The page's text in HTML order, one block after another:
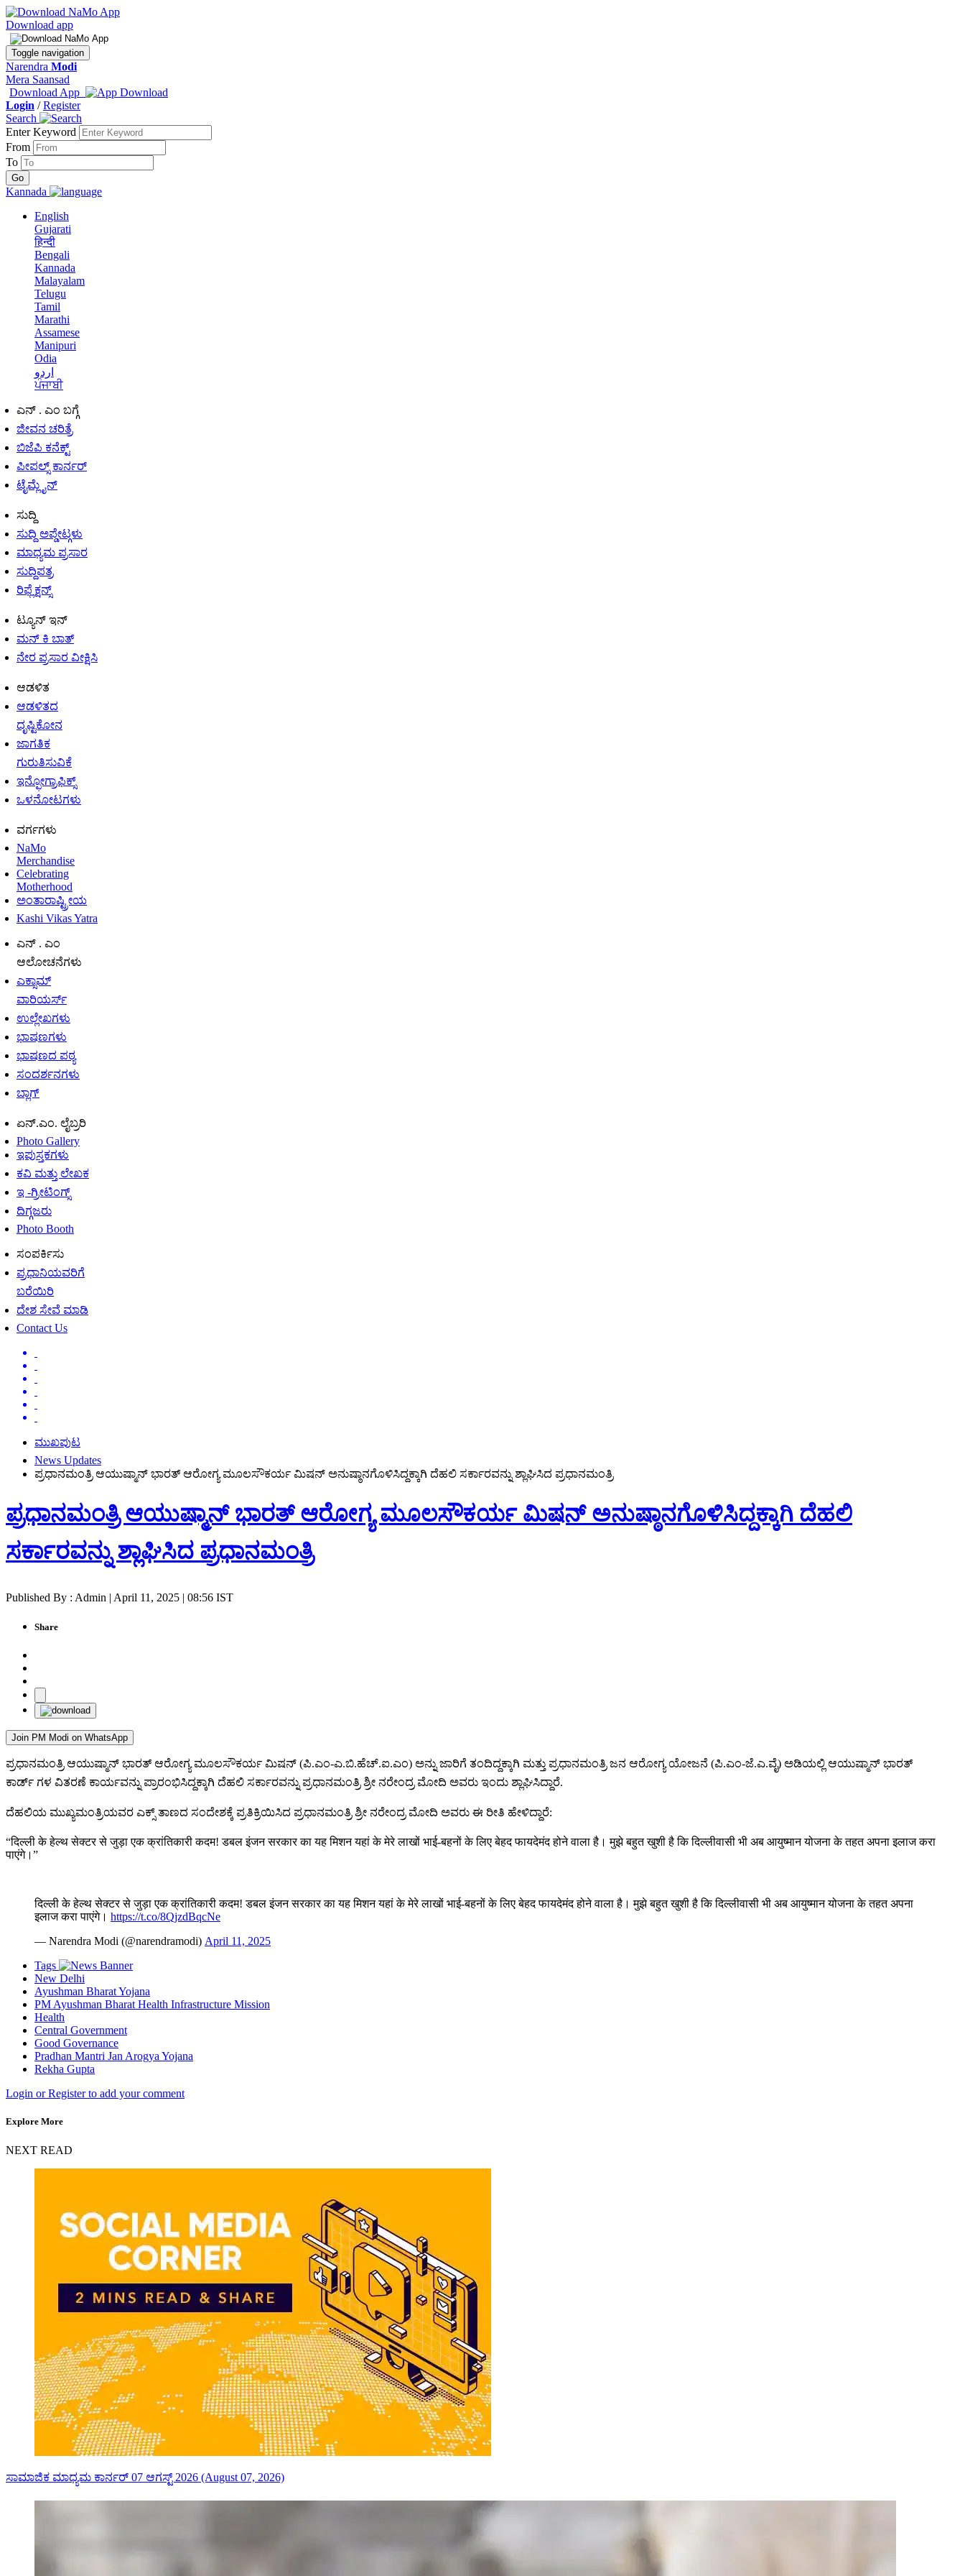
Download app
Toggle navigation
Narendra Modi
Mera Saansad
Download App
Login /Register
Search
Enter Keyword
From
To
Kannada
English
Gujarati
हिन्दी
Bengali
Kannada
Malayalam
Telugu
Tamil
Marathi
Assamese
Manipuri
Odia
اردو
ਪੰਜਾਬੀ
ಎನ್ . ಎಂ ಬಗ್ಗೆ
ಜೀವನ ಚರಿತ್ರೆ
ಬಿಜೆಪಿ ಕನೆಕ್ಟ್
ಪೀಪಲ್ಸ್ ಕಾರ್ನರ್
ಟೈಮ್ಲೈನ್
ಸುದ್ದಿ
ಸುದ್ದಿ ಅಪ್ಡೇಟ್ಗಳು
ಮಾಧ್ಯಮ ಪ್ರಸಾರ
ಸುದ್ದಿಪತ್ರ
ರಿಫ್ಲೆಕ್ಷನ್ಸ್
ಟ್ಯೂನ್ ಇನ್
ಮನ್ ಕಿ ಬಾತ್
ನೇರ ಪ್ರಸಾರ ವೀಕ್ಷಿಸಿ
ಆಡಳಿತ
ಆಡಳಿತದ
ದೃಷ್ಟಿಕೋನ
ಜಾಗತಿಕ
ಗುರುತಿಸುವಿಕೆ
ಇನ್ಫೋಗ್ರಾಫಿಕ್ಸ್
ಒಳನೋಟಗಳು
ವರ್ಗಗಳು
NaMo
Merchandise
Celebrating
Motherhood
ಅಂತಾರಾಷ್ಟ್ರೀಯ
Kashi Vikas Yatra
ಎನ್ . ಎಂ
ಆಲೋಚನೆಗಳು
ಎಕ್ಸಾಮ್
ವಾರಿಯರ್ಸ್
ಉಲ್ಲೇಖಗಳು
ಭಾಷಣಗಳು
ಭಾಷಣದ ಪಠ್ಯ
ಸಂದರ್ಶನಗಳು
ಬ್ಲಾಗ್
ಏನ್.ಎಂ. ಲೈಬ್ರರಿ
Photo Gallery
ಇಪುಸ್ತಕಗಳು
ಕವಿ ಮತ್ತು ಲೇಖಕ
ಇ -ಗ್ರೀಟಿಂಗ್ಸ್
ದಿಗ್ಗಜರು
Photo Booth
ಸಂಪರ್ಕಿಸು
ಪ್ರಧಾನಿಯವರಿಗೆ
ಬರೆಯಿರಿ
ದೇಶ ಸೇವೆ ಮಾಡಿ
Contact Us
ಮುಖಪುಟ
News Updates
ಪ್ರಧಾನಮಂತ್ರಿ ಆಯುಷ್ಮಾನ್ ಭಾರತ್ ಆರೋಗ್ಯ ಮೂಲಸೌಕರ್ಯ ಮಿಷನ್ ಅನುಷ್ಠಾನಗೊಳಿಸಿದ್ದಕ್ಕಾಗಿ ದೆಹಲಿ ಸರ್ಕಾರವನ್ನು ಶ್ಲಾಘಿಸಿದ ಪ್ರಧಾನಮಂತ್ರಿ
ಪ್ರಧಾನಮಂತ್ರಿ ಆಯುಷ್ಮಾನ್ ಭಾರತ್ ಆರೋಗ್ಯ ಮೂಲಸೌಕರ್ಯ ಮಿಷನ್ ಅನುಷ್ಠಾನಗೊಳಿಸಿದ್ದಕ್ಕಾಗಿ ದೆಹಲಿ
ಸರ್ಕಾರವನ್ನು ಶ್ಲಾಘಿಸಿದ ಪ್ರಧಾನಮಂತ್ರಿ
Published By : Admin | April 11, 2025 | 08:56 IST
Share
Join PM Modi on WhatsApp
ಪ್ರಧಾನಮಂತ್ರಿ ಆಯುಷ್ಮಾನ್ ಭಾರತ್ ಆರೋಗ್ಯ ಮೂಲಸೌಕರ್ಯ ಮಿಷನ್ (ಪಿ.ಎಂ-ಎ.ಬಿ.ಹೆಚ್.ಐ.ಎಂ) ಅನ್ನು ಜಾರಿಗೆ ತಂದಿದ್ದಕ್ಕಾಗಿ ಮತ್ತು ಪ್ರಧಾನಮಂತ್ರಿ ಜನ ಆರೋಗ್ಯ ಯೋಜನೆ (ಪಿ.ಎಂ-ಜೆ.ಎ.ವೈ) ಅಡಿಯಲ್ಲಿ ಆಯುಷ್ಮಾನ್ ಭಾರತ್
ಕಾರ್ಡ್ ಗಳ ವಿತರಣೆ ಕಾರ್ಯವನ್ನು ಪ್ರಾರಂಭಿಸಿದ್ದಕ್ಕಾಗಿ ದೆಹಲಿ ಸರ್ಕಾರವನ್ನು ಪ್ರಧಾನಮಂತ್ರಿ ಶ್ರೀ ನರೇಂದ್ರ ಮೋದಿ ಅವರು ಇಂದು ಶ್ಲಾಘಿಸಿದ್ದಾರೆ.
ದೆಹಲಿಯ ಮುಖ್ಯಮಂತ್ರಿಯವರ ಎಕ್ಸ್ ತಾಣದ ಸಂದೇಶಕ್ಕೆ ಪ್ರತಿಕ್ರಿಯಿಸಿದ ಪ್ರಧಾನಮಂತ್ರಿ ಶ್ರೀ ನರೇಂದ್ರ ಮೋದಿ ಅವರು ಈ ರೀತಿ ಹೇಳಿದ್ದಾರೆ:
“दिल्ली के हेल्थ सेक्टर से जुड़ा एक क्रांतिकारी कदम! डबल इंजन सरकार का यह मिशन यहां के मेरे लाखों भाई-बहनों के लिए बेहद फायदेमंद होने वाला है। मुझे बहुत खुशी है कि दिल्लीवासी भी अब आयुष्मान योजना के तहत अपना इलाज करा
पाएंगे।”
दिल्ली के हेल्थ सेक्टर से जुड़ा एक क्रांतिकारी कदम! डबल इंजन सरकार का यह मिशन यहां के मेरे लाखों भाई-बहनों के लिए बेहद फायदेमंद होने वाला है। मुझे बहुत खुशी है कि दिल्लीवासी भी अब आयुष्मान योजना के तहत अपना
इलाज करा पाएंगे। https://t.co/8QjzdBqcNe
— Narendra Modi (@narendramodi) April 11, 2025
Tags
New Delhi
Ayushman Bharat Yojana
PM Ayushman Bharat Health Infrastructure Mission
Health
Central Government
Good Governance
Pradhan Mantri Jan Arogya Yojana
Rekha Gupta
Login or Register to add your comment
Explore More
NEXT READ
ಸಾಮಾಜಿಕ ಮಾಧ್ಯಮ ಕಾರ್ನರ್ 07 ಆಗಸ್ಟ್ 2026 (August 07, 2026)